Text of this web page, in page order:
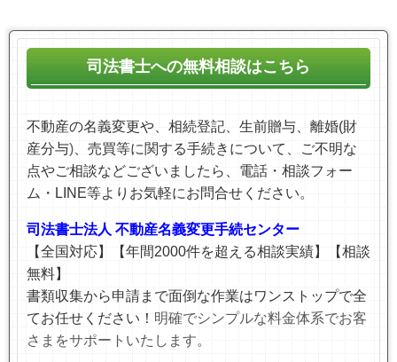
司法書士への無料相談はこちら
不動産の名義変更や、相続登記、生前贈与、離婚(財
産分与) 、売買等に関する手続きについて、ご不明な
点やご相談などございましたら、電話・相談フォー
ム・LINE等より お気軽にお問合せください。
司法書士法人 不動産名義変更手続センター
【全国対応】【年間2000件を超える相談実績】【相談
無料】
書類収集から申請まで面倒な作業はワンストップで全
てお任せください！ 明確でシンプルな料金体系でお客
さまをサポートいたします。